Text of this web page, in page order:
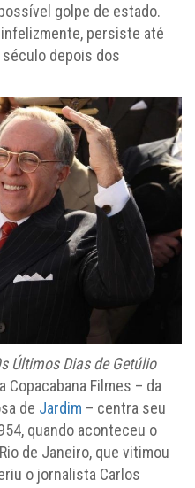
golpe de estado.
persiste até
depois dos
Últimos Dias de Getúlio
Copacabana Filmes – da
de Jardim – centra seu
quando aconteceu o
de Janeiro, que vitimou
o jornalista Carlos